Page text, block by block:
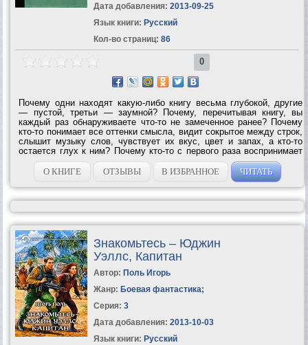
Дата добавления: 2013-09-25
Язык книги: Русский
Кол-во страниц: 86
0
Почему одни находят какую-либо книгу весьма глубокой, другие
— пустой, третьи — заумной? Почему, перечитывая книгу, вы
каждый раз обнаруживаете что-то не замеченное ранее? Почему
кто-то понимает все оттенки смысла, видит сокрытое между строк,
слышит музыку слов, чувствует их вкус, цвет и запах, а кто-то
остается глух к ним? Почему кто-то с первого раза воспринимает
содержимое учебника, а кому-то нужно многократно его
объяснять? Чтобы...
О КНИГЕ ОТЗЫВЫ В ИЗБРАННОЕ ЧИТАТЬ
Знакомьтесь – Юджин
Уэллс, Капитан
Автор: Поль Игорь
Жанр: Боевая фантастика;
Серия: 3
Дата добавления: 2013-10-03
Язык книги: Русский